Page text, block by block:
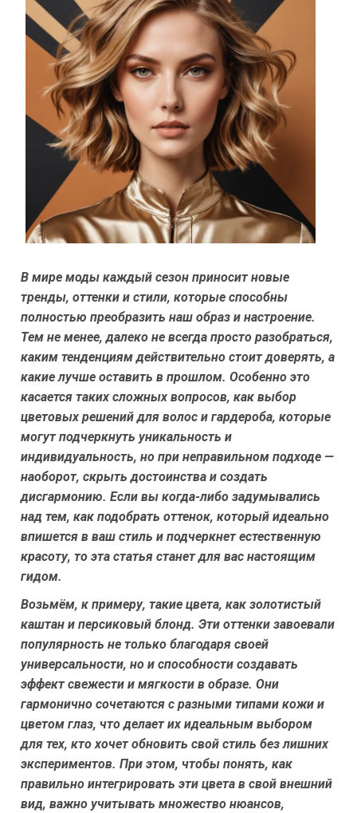
В мире моды каждый сезон приносит новые
тренды, оттенки и стили, которые способны
полностью преобразить наш образ и настроение.
Тем не менее, далеко не всегда просто разобраться,
каким тенденциям действительно стоит доверять, а
какие лучше оставить в прошлом. Особенно это
касается таких сложных вопросов, как выбор
цветовых решений для волос и гардероба, которые
могут подчеркнуть уникальность и
индивидуальность, но при неправильном подходе —
наоборот, скрыть достоинства и создать
дисгармонию. Если вы когда-либо задумывались
над тем, как подобрать оттенок, который идеально
впишется в ваш стиль и подчеркнет естественную
красоту, то эта статья станет для вас настоящим
гидом.
Возьмём, к примеру, такие цвета, как золотистый
каштан и персиковый блонд. Эти оттенки завоевали
популярность не только благодаря своей
универсальности, но и способности создавать
эффект свежести и мягкости в образе. Они
гармонично сочетаются с разными типами кожи и
цветом глаз, что делает их идеальным выбором
для тех, кто хочет обновить свой стиль без лишних
экспериментов. При этом, чтобы понять, как
правильно интегрировать эти цвета в свой внешний
вид, важно учитывать множество нюансов,